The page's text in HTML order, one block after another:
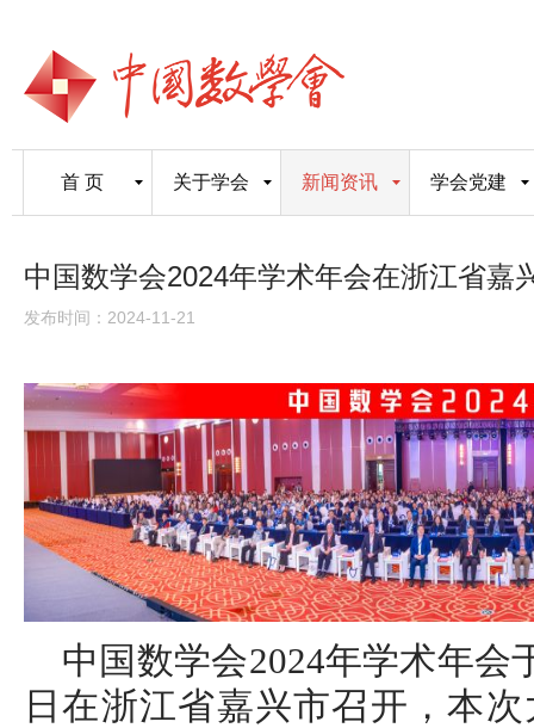
首 页 关于学会 新闻资讯 学会党建
中国数学会2024年学术年会在浙江省嘉
发布时间：2024-11-21
中国数学会2024年学术年会
日在浙江省嘉兴市召开，本